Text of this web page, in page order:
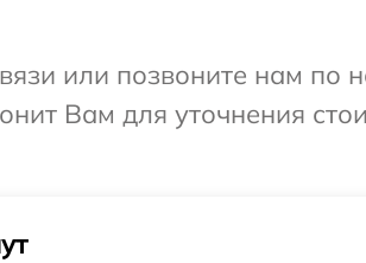
или позвоните нам по
Вам для уточнения